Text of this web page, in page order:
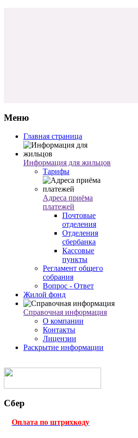
Меню
Главная страница
Информация для жильцов
Тарифы
Адреса приёма
платежей
Почтовые
отделения
Отделения
сбербанка
Кассовые
пункты
Регламент общего
собрания
Вопрос - Ответ
Жилой фонд
Справочная информация
О компании
Контакты
Лицензии
Раскрытие информации
Сбер
Оплата по штрихкоду